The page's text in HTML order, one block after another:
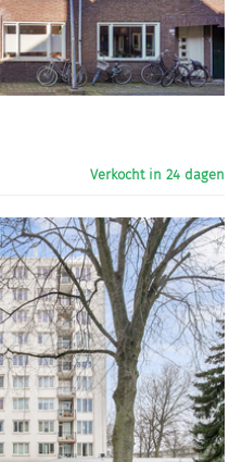
Verkocht in 24 dagen